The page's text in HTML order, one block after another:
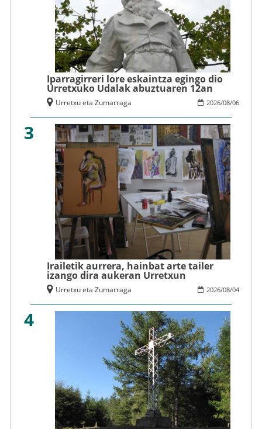
Iparragirreri lore eskaintza egingo dio
Urretxuko Udalak abuztuaren 12an
2026/08/06
Urretxu eta Zumarraga
3
Irailetik aurrera, hainbat arte tailer
izango dira aukeran Urretxun
2026/08/04
Urretxu eta Zumarraga
4